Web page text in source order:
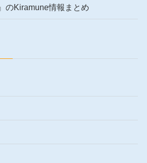
のKiramune情報まとめ